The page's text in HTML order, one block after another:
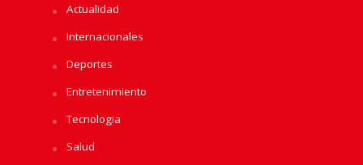
Actualidad
Internacionales
Deportes
Entretenimiento
Tecnologia
Salud